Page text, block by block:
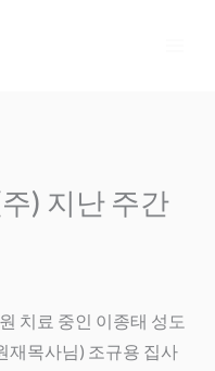
) 지난 주간
치료 중인 이종태 성도
재목사님) 조규용 집사